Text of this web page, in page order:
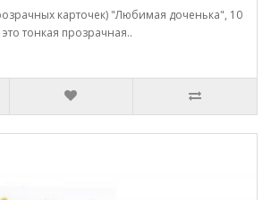
карточек) "Любимая доченька", 10
тонкая прозрачная..